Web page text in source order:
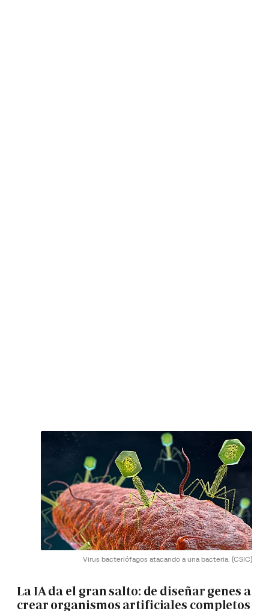
Virus bacteriófagos atacando a una bacteria. (CSIC)
La IA da el gran salto: de diseñar genes a
crear organismos artificiales completos